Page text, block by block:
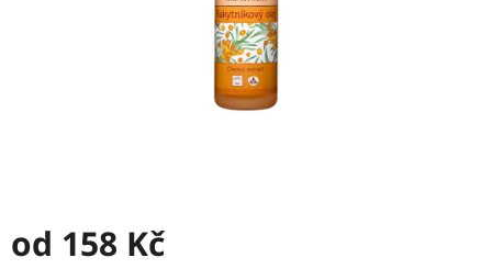
od 158 Kč